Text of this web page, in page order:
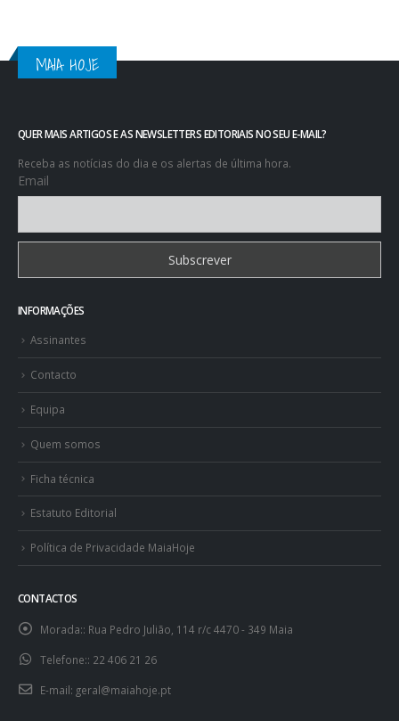
MAIA HOJE
QUER MAIS ARTIGOS E AS NEWSLETTERS EDITORIAIS NO SEU E-MAIL?
Receba as notícias do dia e os alertas de última hora.
Email
INFORMAÇÕES
Assinantes
Contacto
Equipa
Quem somos
Ficha técnica
Estatuto Editorial
Política de Privacidade MaiaHoje
CONTACTOS
Morada:: Rua Pedro Julião, 114 r/c 4470 - 349 Maia
Telefone:: 22 406 21 26
E-mail: geral@maiahoje.pt